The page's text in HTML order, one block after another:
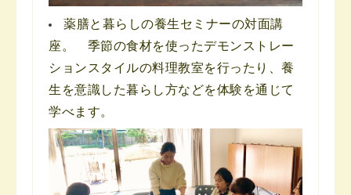
薬膳と暮らしの養生セミナーの対面講
座。 季節の食材を使ったデモンストレー
ションスタイルの料理教室を行ったり、養
生を意識した暮らし方などを体験を通じて
学べます。